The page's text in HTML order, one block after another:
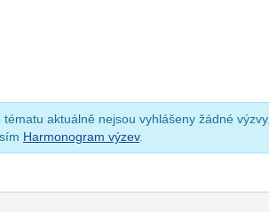
aktuálně nejsou vyhlášeny žádné výzvy.
Harmonogram výzev.